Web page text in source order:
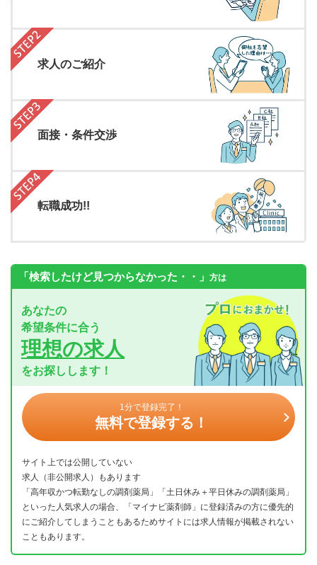
求人のご紹介
面接・条件交渉
転職成功!!
「検索したけど見つからなかった・・」 方は
あなたの
希望条件に合う
理想の求人
をお探しします！
1分で登録完了！
無料で登録する！
サイト上では公開していない
求人（非公開求人）もあります
「高年収かつ転勤なしの調剤薬局」「土日休み＋平日休みの調剤薬局」
といった人気求人の場合、「マイナビ薬剤師」に登録済みの方に優先的
にご紹介してしまうこともあるためサイトには求人情報が掲載されない
こともあります。